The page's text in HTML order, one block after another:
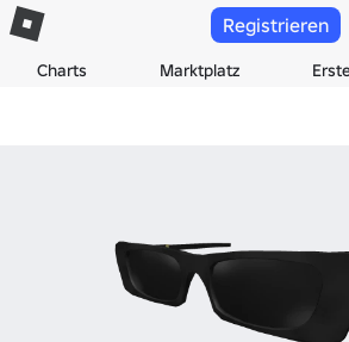
Charts Marktplatz
Registrieren